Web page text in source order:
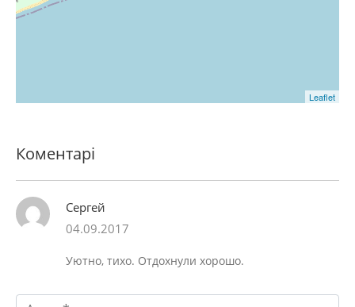
Leaflet
Коментарі
Сергей
04.09.2017
Уютно, тихо. Отдохнули хорошо.